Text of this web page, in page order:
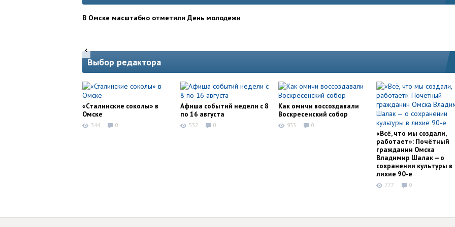
В Омске масштабно отметили День молодежи
Выбор редактора
«Сталинские соколы» в
Омске
344 0
Афиша событий недели с 8
по 16 августа
532 0
Как омичи воссоздавали
Воскресенский собор
933 0
«Всё, что мы создали,
работает»: Почётный
гражданин Омска
Владимир Шалак — о
сохранении культуры в
лихие 90-е
777 0